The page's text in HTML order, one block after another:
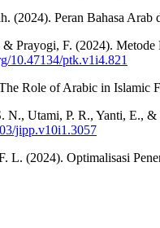
(2024). Peran Bahasa
Prayogi, F. (2024). Metode
10.47134/ptk.v1i4.821
Role of Arabic in Islamic
N., Utami, P. R., Yanti, E.,
jipp.v10i1.3057
L. (2024). Optimalisasi